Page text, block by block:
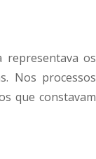
representava os
Nos processos
que constavam